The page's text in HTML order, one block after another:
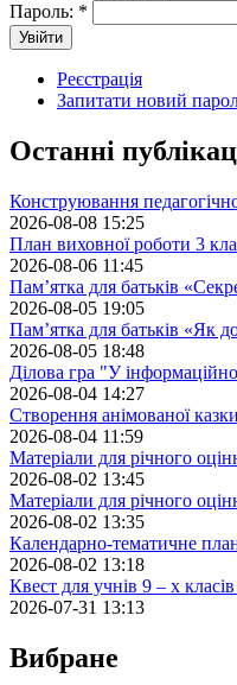
Пароль: *
Реєстрація
Запитати новий
Останні
Конструювання
2026-08-08 15:25
План виховної роботи 3
2026-08-06 11:45
Пам’ятка для батьків
2026-08-05 19:05
Пам’ятка для батьків «Як
2026-08-05 18:48
Ділова гра "У
2026-08-04 14:27
Створення анімованої
2026-08-04 11:59
Матеріали для річного
2026-08-02 13:45
Матеріали для річного
2026-08-02 13:35
Календарно-тематичне
2026-08-02 13:18
Квест для учнів 9 – х
2026-07-31 13:13
Вибране